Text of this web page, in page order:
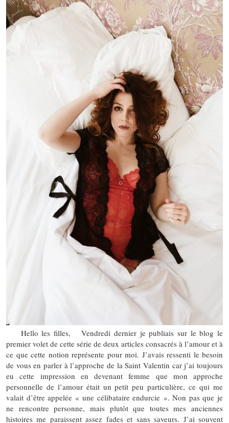
Hello les filles, Vendredi dernier je publiais sur le blog le
premier volet de cette série de deux articles consacrés à l’amour et à
ce que cette notion représente pour moi. J’avais ressenti le besoin
de vous en parler à l’approche de la Saint Valentin car j’ai toujours
eu cette impression en devenant femme que mon approche
personnelle de l’amour était un petit peu particulière, ce qui me
valait d’être appelée « une célibataire endurcie ». Non pas que je
ne rencontre personne, mais plutôt que toutes mes anciennes
histoires me paraissent assez fades et sans saveurs. J’ai souvent